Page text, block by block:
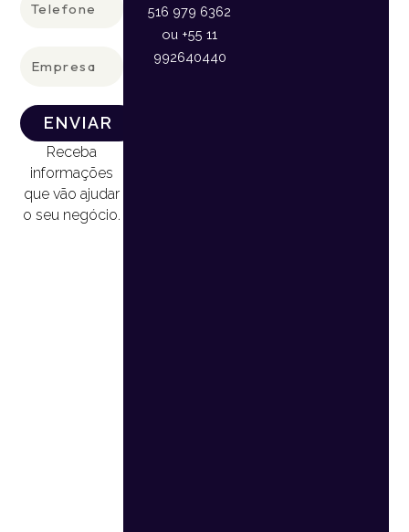
ENVIAR
Receba
informações
que vão ajudar
o seu negócio.
516 979 6362
ou +55 11
992640440